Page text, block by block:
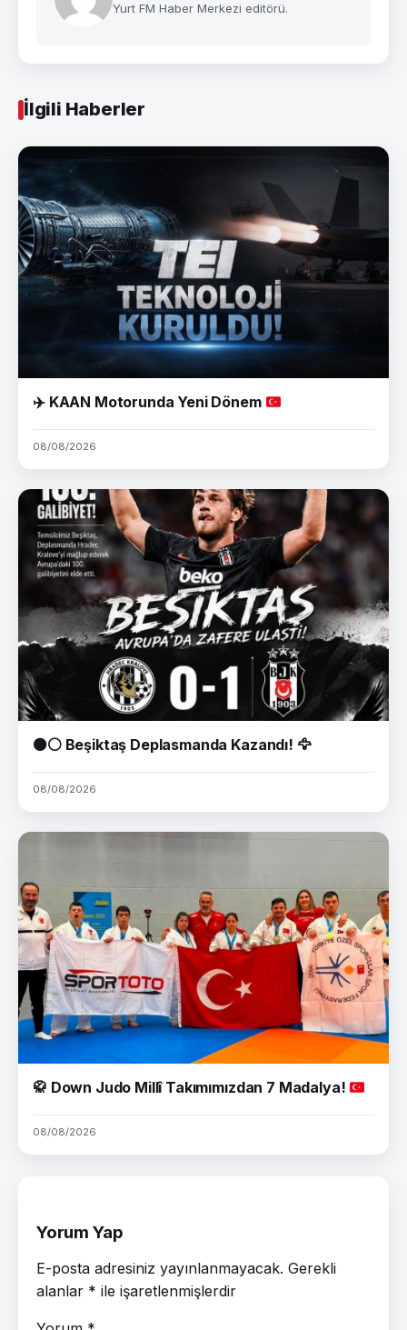
Yurt FM Haber Merkezi editörü.
İlgili Haberler
✈️KAAN Motorunda Yeni Dönem
08/08/2026
⚫⚪ Beşiktaş Deplasmanda Kazandı! 🦅
08/08/2026
🥋 Down Judo Millî Takımımızdan 7 Madalya!
08/08/2026
Yorum Yap
E-posta adresiniz yayınlanmayacak. Gerekli
alanlar * ile işaretlenmişlerdir